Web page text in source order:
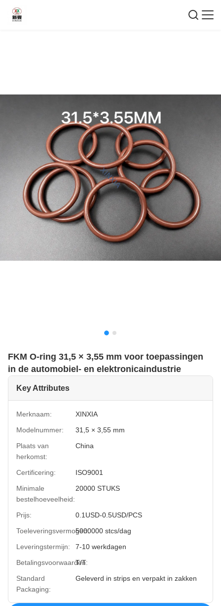
FKM O-ring 31,5 × 3,55 mm voor toepassingen
in de automobiel- en elektronicaindustrie
Key Attributes
Merknaam:
XINXIA
Modelnummer:
31,5 × 3,55 mm
Plaats van
herkomst:
China
Certificering:
ISO9001
Minimale
bestelhoeveelheid:
20000 STUKS
Prijs:
0.1USD-0.5USD/PCS
Toeleveringsvermogen:5000000 stcs/dag
Leveringstermijn:
7-10 werkdagen
Betalingsvoorwaarden:
T/T
Standard
Packaging:
Geleverd in strips en verpakt in zakken